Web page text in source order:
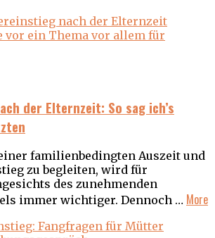
der Elternzeit: So sag ich’s
familienbedingten Auszeit und
zu begleiten, wird für
des zunehmenden
immer wichtiger. Dennoch … More